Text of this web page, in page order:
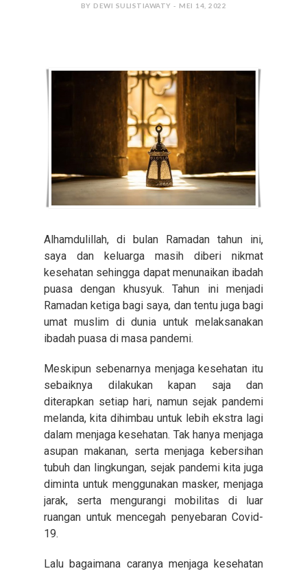
BY DEWI SULISTIAWATY - MEI 14, 2022
Alhamdulillah, di bulan Ramadan tahun ini,
saya dan keluarga masih diberi nikmat
kesehatan sehingga dapat menunaikan ibadah
puasa dengan khusyuk. Tahun ini menjadi
Ramadan ketiga bagi saya, dan tentu juga bagi
umat muslim di dunia untuk melaksanakan
ibadah puasa di masa pandemi.
Meskipun sebenarnya menjaga kesehatan itu
sebaiknya dilakukan kapan saja dan
diterapkan setiap hari, namun sejak pandemi
melanda, kita dihimbau untuk lebih ekstra lagi
dalam menjaga kesehatan. Tak hanya menjaga
asupan makanan, serta menjaga kebersihan
tubuh dan lingkungan, sejak pandemi kita juga
diminta untuk menggunakan masker, menjaga
jarak, serta mengurangi mobilitas di luar
ruangan untuk mencegah penyebaran Covid-
19.
Lalu bagaimana caranya menjaga kesehatan